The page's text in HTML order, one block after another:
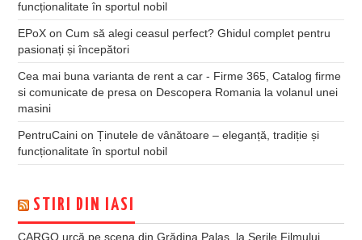
funcționalitate în sportul nobil
EPoX onCum să alegi ceasul perfect? Ghidul complet pentru
pasionați și începători
Cea mai buna varianta de rent a car - Firme 365, Catalog firme
si comunicate de presa on Descopera Romania la volanul unei
masini
PentruCaini onȚinutele de vânătoare – eleganță, tradiție și
funcționalitate în sportul nobil
STIRI DIN IASI
CARGO urcă pe scena din Grădina Palas, la Serile Filmului